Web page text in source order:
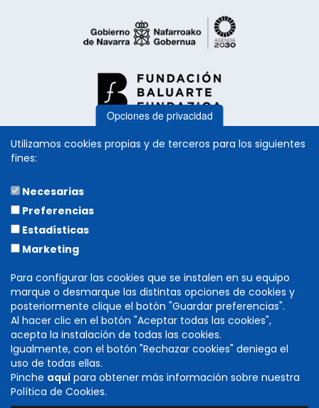
DIRECCIÓN GENERAL DE CULTURA
INSTITUCIÓN PRÍNCIPE DE VIANA
C/ Navarrería, 39. 31001 Pamplona (Navarra)
T. 848 424 600 -
Opciones de privacidad
Utilizamos cookies propias y de terceros para los siguientes
fines:
Necesarias
Preferencias
Estadísticas
Marketing
Para configurar las cookies que se instalen en su equipo
marque o desmarque las distintas opciones de cookies y
posteriormente clique el botón "Guardar preferencias".
Al hacer clic en el botón "Aceptar todas las cookies",
acepta la instalación de todas las cookies.
Igualmente, con el botón "Rechazar cookies" deniega el
uso de todas ellas.
Pinche aquí para obtener más información sobre nuestra
Política de Cookies.